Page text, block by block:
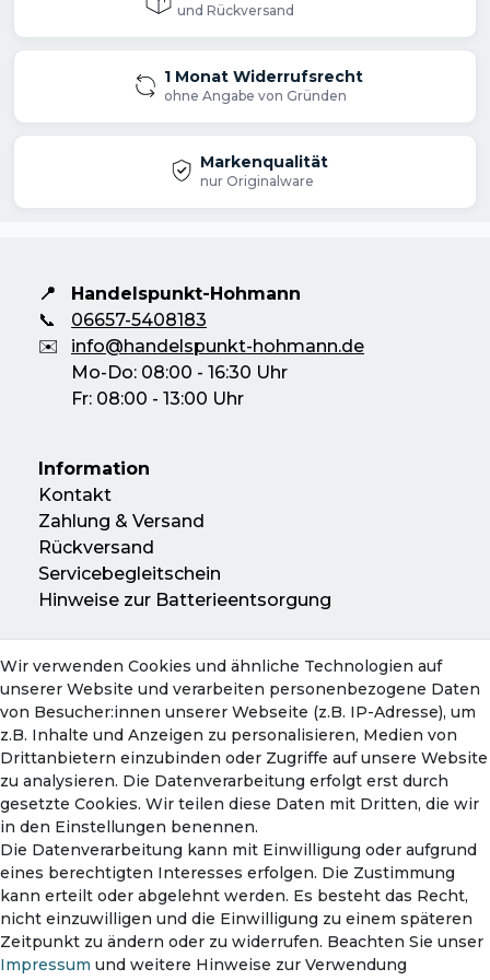
Lieferumfang
Akku-Vertikutierer DUV320
📦 Versandhinweis: Die Lieferung erfolgt
entweder im Originalkarton oder in
einem neutralen Versandkarton.
und Rückversand
1 Monat Widerrufsrecht
ohne Angabe von Gründen
Markenqualität
nur Originalware
📍
Handelspunkt-Hohmann
📞
06657-5408183
✉️
info@handelspunkt-hohmann.de
Mo-Do: 08:00 - 16:30 Uhr
Fr: 08:00 - 13:00 Uhr
Information
Kontakt
Zahlung & Versand
Rückversand
Servicebegleitschein
Hinweise zur Batterieentsorgung
Konto
Mein Konto
Warenkorb
Zahlungsmethoden
Wir verwenden Cookies und ähnliche Technologien auf
unserer Website und verarbeiten personenbezogene Daten
von Besucher:innen unserer Webseite (z.B. IP-Adresse), um
z.B. Inhalte und Anzeigen zu personalisieren, Medien von
Drittanbietern einzubinden oder Zugriffe auf unsere Website
zu analysieren. Die Datenverarbeitung erfolgt erst durch
gesetzte Cookies. Wir teilen diese Daten mit Dritten, die wir
in den Einstellungen benennen.
Die Datenverarbeitung kann mit Einwilligung oder aufgrund
eines berechtigten Interesses erfolgen. Die Zustimmung
kann erteilt oder abgelehnt werden. Es besteht das Recht,
nicht einzuwilligen und die Einwilligung zu einem späteren
Zeitpunkt zu ändern oder zu widerrufen. Beachten Sie unser
Impressum und weitere Hinweise zur Verwendung